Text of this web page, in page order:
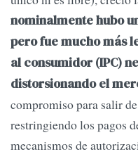
nominalmente hubo
pero fue mucho más
al consumidor (IPC)
distorsionando el
compromiso para salir
restringiendo los pagos
mecanismos de